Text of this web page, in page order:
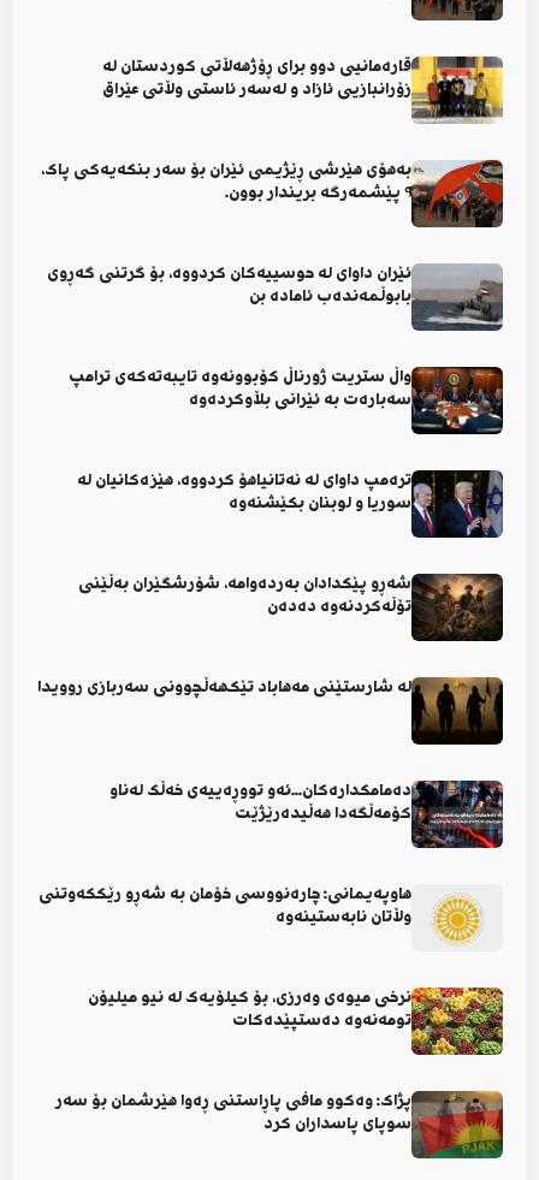
قارەمانیی دوو برای ڕۆژهەڵاتی کوردستان لە
زۆرانبازیی ئازاد و لەسەر ئاستی وڵاتی عێراق
بەهۆی هێرشی ڕێژیمی ئێران بۆ سەر بنکەیەکی پاک،
٩ پێشمەرگە بریندار بوون.
ئێران داوای لە حوسییەکان کردووە، بۆ گرتنی گەڕوی
بابوڵمەندەب ئامادە بن
واڵ ستریت ژورناڵ کۆبوونەوە تایبەتەکەی ترامپ
سەبارەت بە ئێرانی بڵاوکردەوە
ترەمپ داوای لە نەتانیاهۆ کردووە، هێزەکانیان لە
سوریا و لوبنان بکێشنەوە
شەڕو پێکدادان بەردەوامە، شۆرشگێران بەڵێنی
تۆڵەکردنەوە دەدەن
لە شارستێنی مەهاباد تێکهەڵچوونی سەربازی روویدا
دەمامکدارەکان...ئەو تووڕەییەی خەڵک لەناو
کۆمەڵگەدا هەڵیدەرێژێت
هاوپەیمانی: چارەنووسی خۆمان بە شەڕو رێککەوتنی
وڵاتان نابەستینەوە
نرخی میوەی وەرزی، بۆ کیلۆیەک لە نیو میلیۆن
تومەنەوە دەستپێدەکات
پژاک: وەکوو مافی پاڕاستنی ڕەوا هێرشمان بۆ سەر
سوپای پاسداران کرد